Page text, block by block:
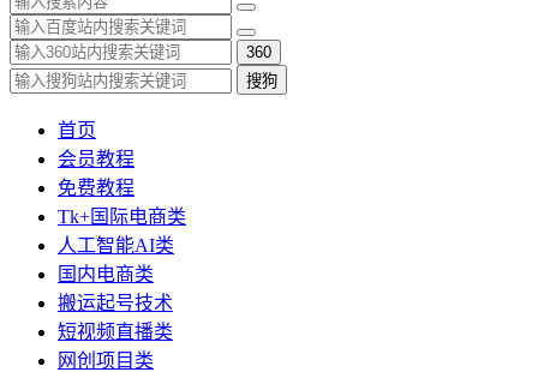
360
搜狗
首页
会员教程
免费教程
Tk+国际电商类
人工智能AI类
国内电商类
搬运起号技术
短视频直播类
网创项目类